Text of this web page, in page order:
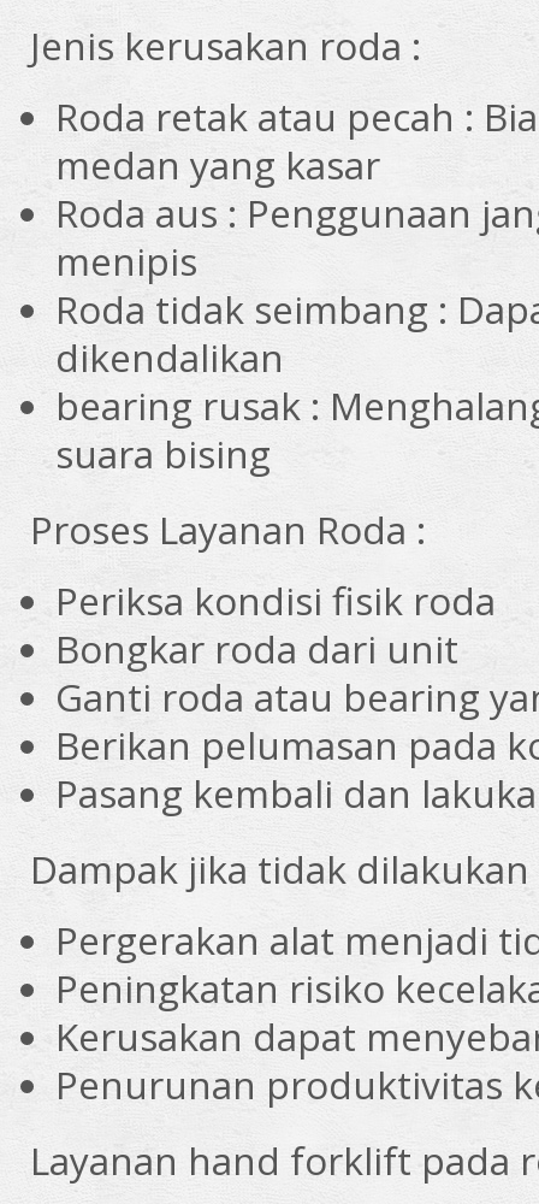
Jenis kerusakan roda :
Roda retak atau pecah :
medan yang kasar
Roda aus : Penggunaan
menipis
Roda tidak seimbang :
dikendalikan
bearing rusak :
suara bising
Proses Layanan Roda :
Periksa kondisi fisik roda
Bongkar roda dari unit
Ganti roda atau bearing
Berikan pelumasan pada
Pasang kembali dan
Dampak jika tidak
Pergerakan alat menjadi
Peningkatan risiko
Kerusakan dapat
Penurunan produktivitas
Layanan hand forklift pada